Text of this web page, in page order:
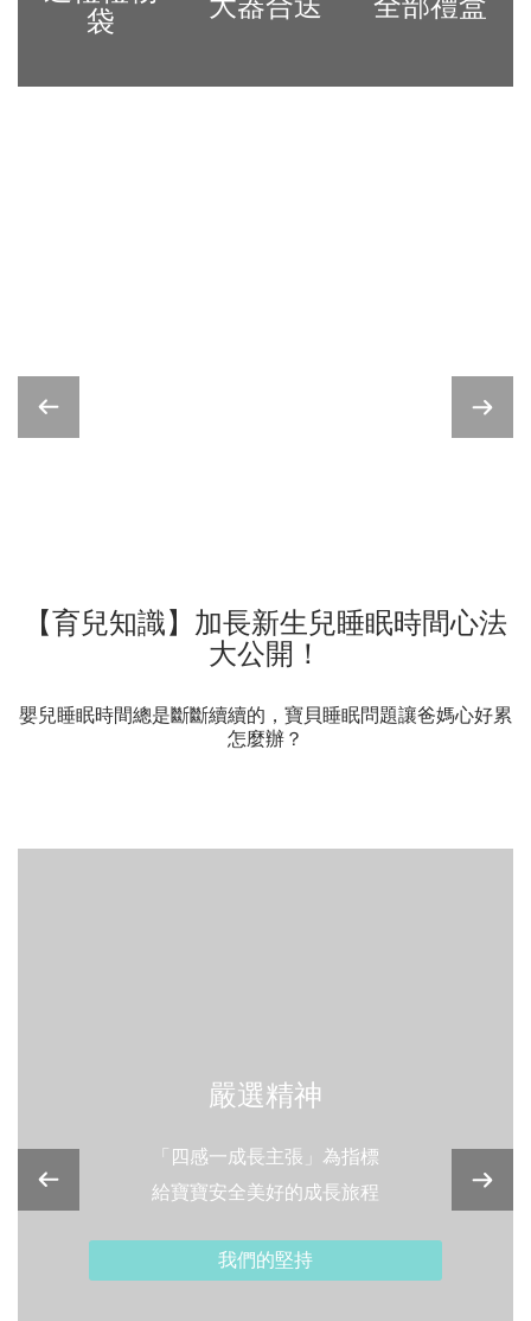
袋
【育兒知識】加長新生兒睡眠時間心法
大公開！
嬰兒睡眠時間總是斷斷續續的，寶貝睡眠問題讓爸媽心好累
怎麼辦？
嚴選精神
「四感一成長主張」為指標
給寶寶安全美好的成長旅程
我們的堅持